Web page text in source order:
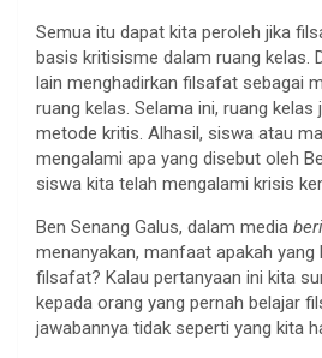
Semua itu dapat kita peroleh jika
basis kritisisme dalam ruang kelas.
lain menghadirkan filsafat sebagai
ruang kelas. Selama ini, ruang
metode kritis. Alhasil, siswa atau
mengalami apa yang disebut oleh
siswa kita telah mengalami krisis
Ben Senang Galus, dalam media
menanyakan, manfaat apakah
filsafat? Kalau pertanyaan ini kita
kepada orang yang pernah belajar
jawabannya tidak seperti yang kita